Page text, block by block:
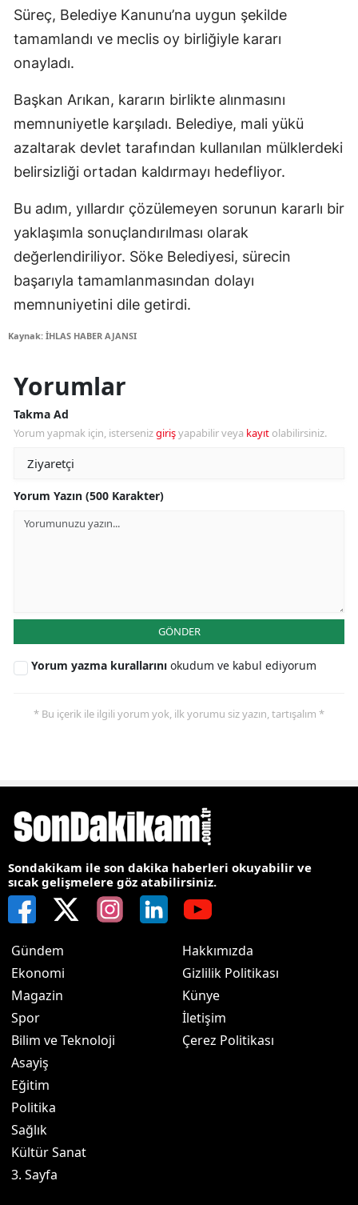
Süreç, Belediye Kanunu’na uygun şekilde
tamamlandı ve meclis oy birliğiyle kararı
onayladı.
Başkan Arıkan, kararın birlikte alınmasını
memnuniyetle karşıladı. Belediye, mali yükü
azaltarak devlet tarafından kullanılan mülklerdeki
belirsizliği ortadan kaldırmayı hedefliyor.
Bu adım, yıllardır çözülemeyen sorunun kararlı bir
yaklaşımla sonuçlandırılması olarak
değerlendiriliyor. Söke Belediyesi, sürecin
başarıyla tamamlanmasından dolayı
memnuniyetini dile getirdi.
Kaynak: İHLAS HABER AJANSI
Yorumlar
Takma Ad
Yorum yapmak için, istersenizgirişyapabilir veya kayıt olabilirsiniz.
Yorum Yazın (500 Karakter)
GÖNDER
Yorum yazma kurallarını okudum ve kabul ediyorum
* Bu içerik ile ilgili yorum yok, ilk yorumu siz yazın, tartışalım *
Sondakikam ile son dakika haberleri okuyabilir ve
sıcak gelişmelere göz atabilirsiniz.
Gündem
Ekonomi
Magazin
Spor
Bilim ve Teknoloji
Asayiş
Eğitim
Politika
Sağlık
Kültür Sanat
3. Sayfa
Hakkımızda
Gizlilik Politikası
Künye
İletişim
Çerez Politikası